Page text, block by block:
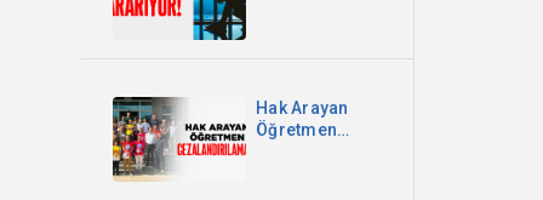
Hak Arayan
Öğretmen